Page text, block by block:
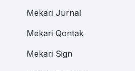
Mekari Jurnal
Mekari Qontak
Mekari Sign